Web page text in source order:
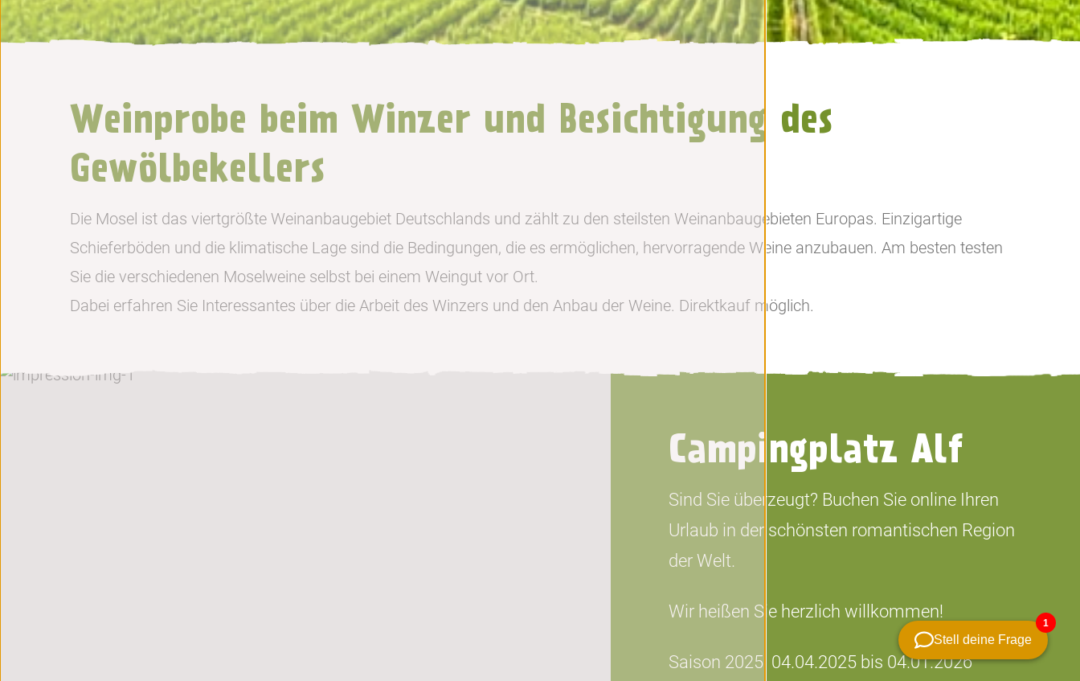
Weinprobe beim Winzer und Besichtigung des
Gewölbekellers
Die Mosel ist das viertgrößte Weinanbaugebiet Deutschlands und zählt zu den steilsten Weinanbaugebieten Europas. Einzigartige
Schieferböden und die klimatische Lage sind die Bedingungen, die es ermöglichen, hervorragende Weine anzubauen. Am besten testen
Sie die verschiedenen Moselweine selbst bei einem Weingut vor Ort.
Dabei erfahren Sie Interessantes über die Arbeit des Winzers und den Anbau der Weine. Direktkauf möglich.
Campingplatz Alf
Sind Sie überzeugt? Buchen Sie online Ihren
Urlaub in der schönsten romantischen Region
der Welt.
Wir heißen Sie herzlich willkommen!
Saison 2025: 04.04.2025 bis 04.01.2026